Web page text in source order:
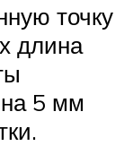
точку
длина
5 мм